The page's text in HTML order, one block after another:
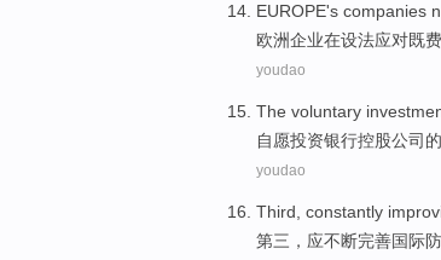
EUROPE's companies
欧洲企业在设法应对既
youdao
The voluntary
自愿投资银行控股公司 的
youdao
Third constantly
第三 ， 应不断完善国际